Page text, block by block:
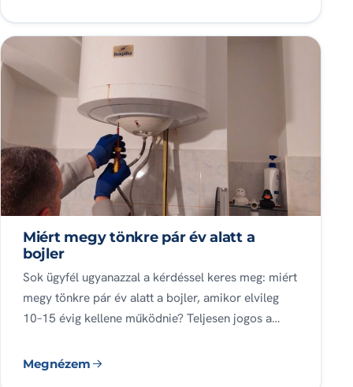
Miért megy tönkre pár év alatt a
bojler
Sok ügyfél ugyanazzal a kérdéssel keres meg: miért
megy tönkre pár év alatt a bojler, amikor elvileg
10–15 évig kellene működnie? Teljesen jogos a…
Megnézem